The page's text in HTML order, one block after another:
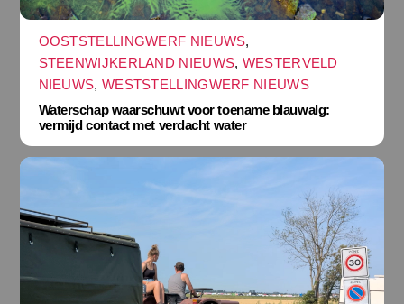
OOSTSTELLINGWERF NIEUWS,
STEENWIJKERLAND NIEUWS, WESTERVELD
NIEUWS, WESTSTELLINGWERF NIEUWS
Waterschap waarschuwt voor toename blauwalg:
vermijd contact met verdacht water